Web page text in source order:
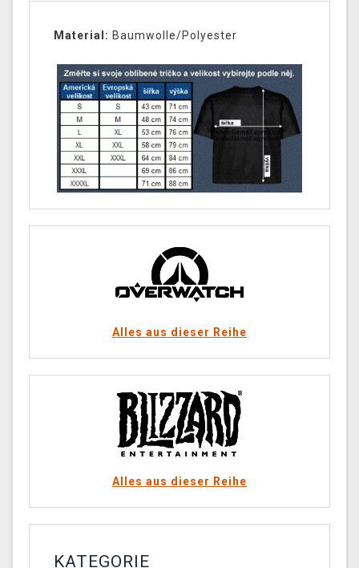
Material: Baumwolle/Polyester
Alles aus dieser Reihe
Alles aus dieser Reihe
KATEGORIE